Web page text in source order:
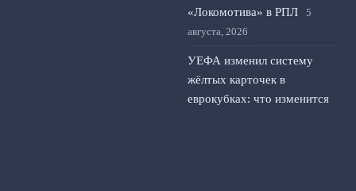
«Локомотива» в РПЛ
5
августа, 2026
УЕФА изменил систему
жёлтых карточек в
еврокубках: что изменится